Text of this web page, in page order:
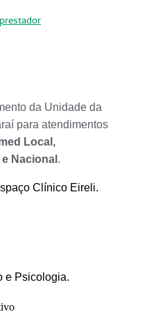
da Unidade da
para atendimentos
Local,
Nacional .
Clínico Eireli.
e Psicologia.